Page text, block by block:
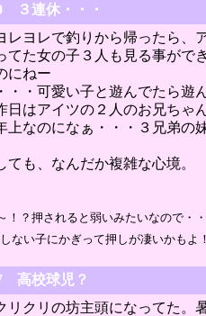
３連休・・・
レヨレで釣りから帰ったら、
てた女の子３人も見る事がで
にねー
・・可愛い子と遊んでたら遊
日はアイツの２人のお兄ちゃ
上なのになぁ・・・３兄弟の
ても、なんだか複雑な心境。
！？押されると弱いみたいなので・
ない子にかぎって押しが凄いかもよ
高校球児？
リクリの坊主頭になってた。